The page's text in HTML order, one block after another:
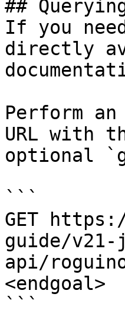
##
If you
directly
Perform
URL with
optional
```
GET
guide/
api/
<endgoal>
```